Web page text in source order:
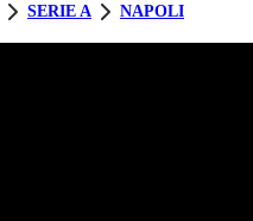
SERIE A NAPOLI